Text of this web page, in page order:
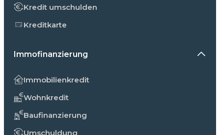
Kredit umschulden
Kreditkarte
Immofinanzierung
Immobilienkredit
Wohnkredit
Baufinanzierung
Umschuldung